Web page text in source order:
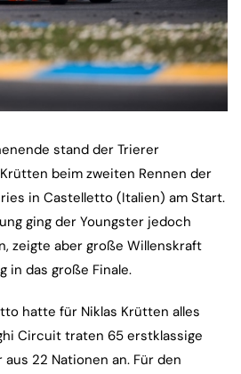
stand der Trierer
beim zweiten Rennen der
in Castelletto (Italien) am Start.
ging der Youngster jedoch
zeigte aber große Willenskraft
in das große Finale.
hatte für Niklas Krütten alles
Circuit traten 65 erstklassige
22 Nationen an. Für den